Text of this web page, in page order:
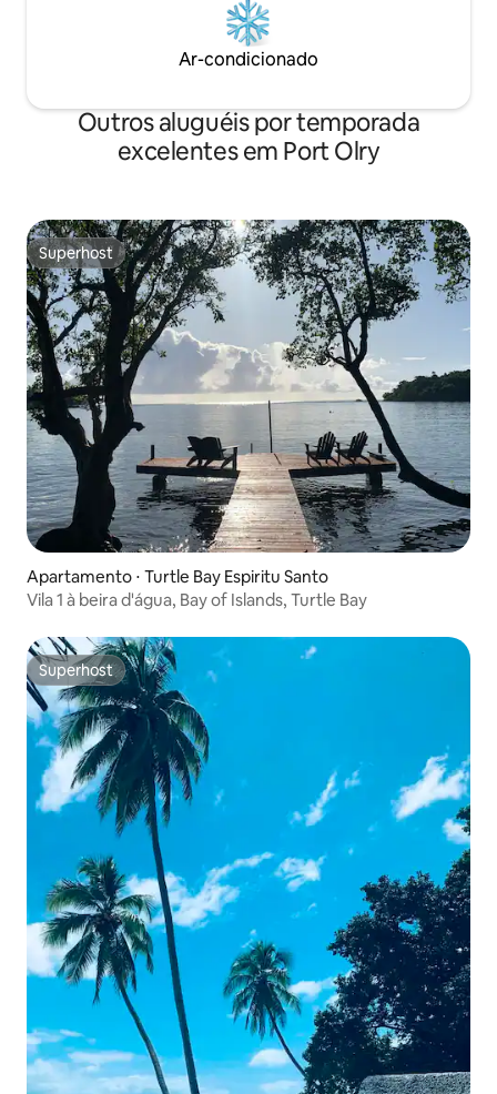
Ar-condicionado
Outros aluguéis por temporada
excelentes em Port Olry
Superhost
Superhost
Apartamento ⋅ Turtle Bay Espiritu Santo
Vila 1 à beira d'água, Bay of Islands, Turtle Bay
Superhost
Superhost